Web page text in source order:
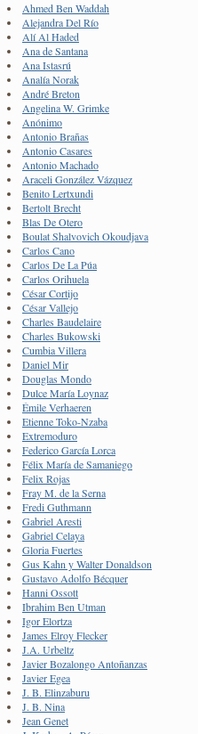
Ahmed Ben Waddah
Alejandra Del Río
Alí Al Haded
Ana de Santana
Ana Istasrú
Analía Norak
André Breton
Angelina W. Grimke
Anónimo
Antonio Brañas
Antonio Casares
Antonio Machado
Araceli González Vázquez
Benito Lertxundi
Bertolt Brecht
Blas De Otero
Boulat Shalvovich Okoudjava
Carlos Cano
Carlos De La Púa
Carlos Orihuela
César Cortijo
César Vallejo
Charles Baudelaire
Charles Bukowski
Cumbia Villera
Daniel Mir
Douglas Mondo
Dulce María Loynaz
Émile Verhaeren
Etienne Toko-Nzaba
Extremoduro
Federico García Lorca
Félix María de Samaniego
Felix Rojas
Fray M. de la Serna
Fredi Guthmann
Gabriel Aresti
Gabriel Celaya
Gloria Fuertes
Gus Kahn y Walter Donaldson
Gustavo Adolfo Bécquer
Hanni Ossott
Ibrahim Ben Utman
Igor Elortza
James Elroy Flecker
J.A. Urbeltz
Javier Bozalongo Antoñanzas
Javier Egea
J. B. Elinzaburu
J. B. Nina
Jean Genet